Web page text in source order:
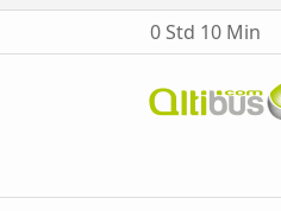
0 Std 10 Min